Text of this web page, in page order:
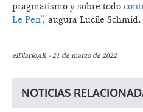
pragmatismo y sobre todo
Le Pen”, augura Lucile Schmid.
elDiarioAR - 21 de marzo de 2022
NOTICIAS